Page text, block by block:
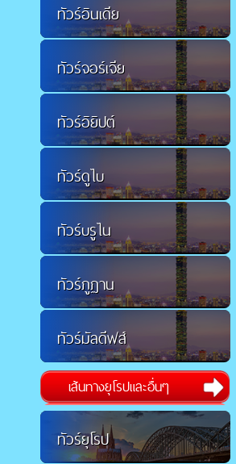
ทัวร์อินเดีย
ทัวร์จอร์เจีย
ทัวร์อิยิปต์
ทัวร์ดูไบ
ทัวร์บรูไน
ทัวร์ภูฏาน
ทัวร์มัลดีฟส์
เส้นทางยุโรปและอื่นๆ
ทัวร์ยุโรป